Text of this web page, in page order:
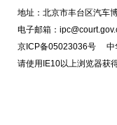
地址：北京市丰台区汽
电子邮箱：
京ICP备05023036号 中
请使用IE10以上浏览器获